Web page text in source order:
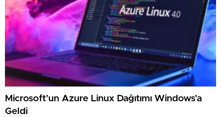
Microsoft’un Azure Linux Dağıtımı Windows’a
Geldi